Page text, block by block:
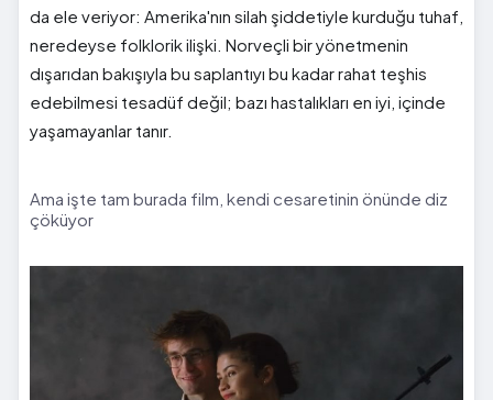
da ele veriyor: Amerika'nın silah şiddetiyle kurduğu tuhaf,
neredeyse folklorik ilişki. Norveçli bir yönetmenin
dışarıdan bakışıyla bu saplantıyı bu kadar rahat teşhis
edebilmesi tesadüf değil; bazı hastalıkları en iyi, içinde
yaşamayanlar tanır.
Ama işte tam burada film, kendi cesaretinin önünde diz
çöküyor